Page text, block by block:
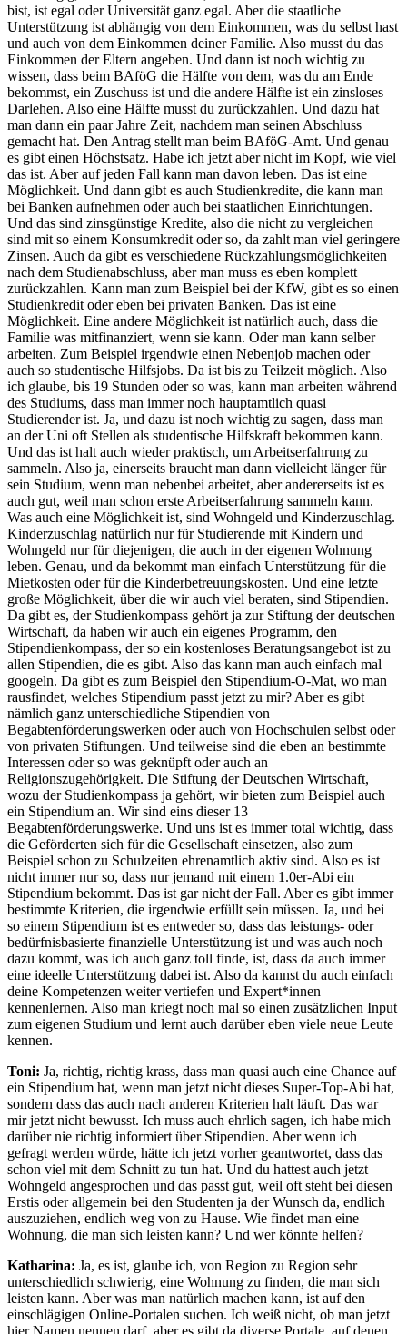
bist, ist egal oder Universität ganz egal. Aber die staatliche
Unterstützung ist abhängig von dem Einkommen, was du selbst hast
und auch von dem Einkommen deiner Familie. Also musst du das
Einkommen der Eltern angeben. Und dann ist noch wichtig zu
wissen, dass beim BAföG die Hälfte von dem, was du am Ende
bekommst, ein Zuschuss ist und die andere Hälfte ist ein zinsloses
Darlehen. Also eine Hälfte musst du zurückzahlen. Und dazu hat
man dann ein paar Jahre Zeit, nachdem man seinen Abschluss
gemacht hat. Den Antrag stellt man beim BAföG-Amt. Und genau
es gibt einen Höchstsatz. Habe ich jetzt aber nicht im Kopf, wie viel
das ist. Aber auf jeden Fall kann man davon leben. Das ist eine
Möglichkeit. Und dann gibt es auch Studienkredite, die kann man
bei Banken aufnehmen oder auch bei staatlichen Einrichtungen.
Und das sind zinsgünstige Kredite, also die nicht zu vergleichen
sind mit so einem Konsumkredit oder so, da zahlt man viel geringere
Zinsen. Auch da gibt es verschiedene Rückzahlungsmöglichkeiten
nach dem Studienabschluss, aber man muss es eben komplett
zurückzahlen. Kann man zum Beispiel bei der KfW, gibt es so einen
Studienkredit oder eben bei privaten Banken. Das ist eine
Möglichkeit. Eine andere Möglichkeit ist natürlich auch, dass die
Familie was mitfinanziert, wenn sie kann. Oder man kann selber
arbeiten. Zum Beispiel irgendwie einen Nebenjob machen oder
auch so studentische Hilfsjobs. Da ist bis zu Teilzeit möglich. Also
ich glaube, bis 19 Stunden oder so was, kann man arbeiten während
des Studiums, dass man immer noch hauptamtlich quasi
Studierender ist. Ja, und dazu ist noch wichtig zu sagen, dass man
an der Uni oft Stellen als studentische Hilfskraft bekommen kann.
Und das ist halt auch wieder praktisch, um Arbeitserfahrung zu
sammeln. Also ja, einerseits braucht man dann vielleicht länger für
sein Studium, wenn man nebenbei arbeitet, aber andererseits ist es
auch gut, weil man schon erste Arbeitserfahrung sammeln kann.
Was auch eine Möglichkeit ist, sind Wohngeld und Kinderzuschlag.
Kinderzuschlag natürlich nur für Studierende mit Kindern und
Wohngeld nur für diejenigen, die auch in der eigenen Wohnung
leben. Genau, und da bekommt man einfach Unterstützung für die
Mietkosten oder für die Kinderbetreuungskosten. Und eine letzte
große Möglichkeit, über die wir auch viel beraten, sind Stipendien.
Da gibt es, der Studienkompass gehört ja zur Stiftung der deutschen
Wirtschaft, da haben wir auch ein eigenes Programm, den
Stipendienkompass, der so ein kostenloses Beratungsangebot ist zu
allen Stipendien, die es gibt. Also das kann man auch einfach mal
googeln. Da gibt es zum Beispiel den Stipendium-O-Mat, wo man
rausfindet, welches Stipendium passt jetzt zu mir? Aber es gibt
nämlich ganz unterschiedliche Stipendien von
Begabtenförderungswerken oder auch von Hochschulen selbst oder
von privaten Stiftungen. Und teilweise sind die eben an bestimmte
Interessen oder so was geknüpft oder auch an
Religionszugehörigkeit. Die Stiftung der Deutschen Wirtschaft,
wozu der Studienkompass ja gehört, wir bieten zum Beispiel auch
ein Stipendium an. Wir sind eins dieser 13
Begabtenförderungswerke. Und uns ist es immer total wichtig, dass
die Geförderten sich für die Gesellschaft einsetzen, also zum
Beispiel schon zu Schulzeiten ehrenamtlich aktiv sind. Also es ist
nicht immer nur so, dass nur jemand mit einem 1.0er-Abi ein
Stipendium bekommt. Das ist gar nicht der Fall. Aber es gibt immer
bestimmte Kriterien, die irgendwie erfüllt sein müssen. Ja, und bei
so einem Stipendium ist es entweder so, dass das leistungs- oder
bedürfnisbasierte finanzielle Unterstützung ist und was auch noch
dazu kommt, was ich auch ganz toll finde, ist, dass da auch immer
eine ideelle Unterstützung dabei ist. Also da kannst du auch einfach
deine Kompetenzen weiter vertiefen und Expert*innen
kennenlernen. Also man kriegt noch mal so einen zusätzlichen Input
zum eigenen Studium und lernt auch darüber eben viele neue Leute
kennen.
Toni: Ja, richtig, richtig krass, dass man quasi auch eine Chance auf
ein Stipendium hat, wenn man jetzt nicht dieses Super-Top-Abi hat,
sondern dass das auch nach anderen Kriterien halt läuft. Das war
mir jetzt nicht bewusst. Ich muss auch ehrlich sagen, ich habe mich
darüber nie richtig informiert über Stipendien. Aber wenn ich
gefragt werden würde, hätte ich jetzt vorher geantwortet, dass das
schon viel mit dem Schnitt zu tun hat. Und du hattest auch jetzt
Wohngeld angesprochen und das passt gut, weil oft steht bei diesen
Erstis oder allgemein bei den Studenten ja der Wunsch da, endlich
auszuziehen, endlich weg von zu Hause. Wie findet man eine
Wohnung, die man sich leisten kann? Und wer könnte helfen?
Katharina: Ja, es ist, glaube ich, von Region zu Region sehr
unterschiedlich schwierig, eine Wohnung zu finden, die man sich
leisten kann. Aber was man natürlich machen kann, ist auf den
einschlägigen Online-Portalen suchen. Ich weiß nicht, ob man jetzt
hier Namen nennen darf, aber es gibt da diverse Portale, auf denen